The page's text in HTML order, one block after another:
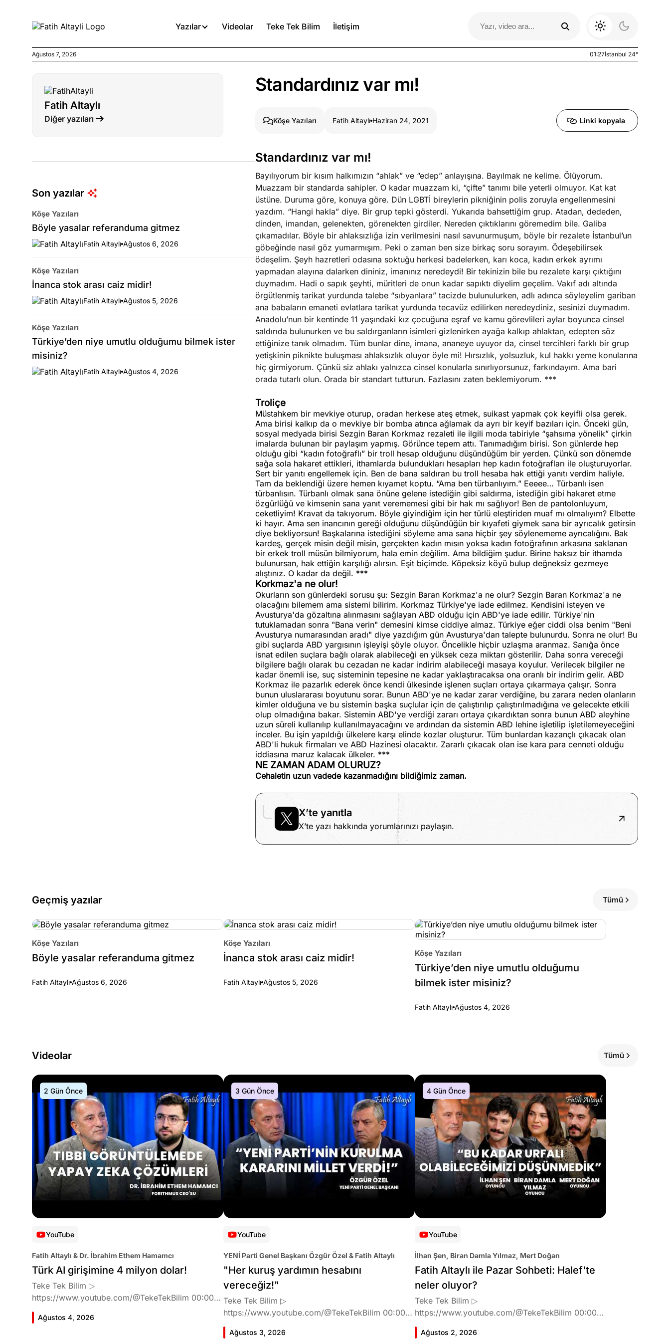
Yazılar Videolar Teke Tek Bilim İletişim
Ağustos 4, 2026
Türkiye’den niye umutlu olduğumu bilmek
Köşe Yazıları Spor Yazıları Otomobil Yazıları
Ağustos 7, 2026 01:27İstanbul 24°
Fatih Altaylı
Diğer yazıları
Son yazılar
Köşe Yazıları
Böyle yasalar referanduma gitmez
Fatih Altaylı Ağustos 6, 2026
Köşe Yazıları
İnanca stok arası caiz midir!
Fatih Altaylı Ağustos 5, 2026
Köşe Yazıları
Türkiye’den niye umutlu olduğumu bilmek ister
misiniz?
Fatih Altaylı Ağustos 4, 2026
Standardınız var mı!
Köşe Yazıları Fatih Altaylı Haziran 24, 2021 Linki kopyala
Standardınız var mı!
Bayılıyorum bir kısım halkımızın “ahlak” ve “edep” anlayışına. Bayılmak ne kelime. Ölüyorum.
Muazzam bir standarda sahipler. O kadar muazzam ki, “çifte” tanımı bile yeterli olmuyor. Kat kat
üstüne. Duruma göre, konuya göre. Dün LGBTİ bireylerin pikniğinin polis zoruyla engellenmesini
yazdım. “Hangi hakla” diye. Bir grup tepki gösterdi. Yukarıda bahsettiğim grup. Atadan, dededen,
dinden, imandan, gelenekten, görenekten girdiler. Nereden çıktıklarını göremedim bile. Galiba
çıkamadılar. Böyle bir ahlaksızlığa izin verilmesini nasıl savunurmuşum, böyle bir rezalete İstanbul’un
göbeğinde nasıl göz yumarmışım. Peki o zaman ben size birkaç soru sorayım. Ödeşebilirsek
ödeşelim. Şeyh hazretleri odasına soktuğu herkesi badelerken, karı koca, kadın erkek ayrımı
yapmadan alayına dalarken dininiz, imanınız neredeydi! Bir tekinizin bile bu rezalete karşı çıktığını
duymadım. Hadi o sapık şeyhti, müritleri de onun kadar sapıktı diyelim geçelim. Vakıf adı altında
örgütlenmiş tarikat yurdunda talebe “sıbyanlara” tacizde bulunulurken, adlı adınca söyleyelim gariban
ana babaların emaneti evlatlara tarikat yurdunda tecavüz edilirken neredeydiniz, sesinizi duymadım.
Anadolu’nun bir kentinde 11 yaşındaki kız çocuğuna eşraf ve kamu görevlileri aylar boyunca cinsel
saldırıda bulunurken ve bu saldırganların isimleri gizlenirken ayağa kalkıp ahlaktan, edepten söz
ettiğinize tanık olmadım. Tüm bunlar dine, imana, ananeye uyuyor da, cinsel tercihleri farklı bir grup
yetişkinin piknikte buluşması ahlaksızlık oluyor öyle mi! Hırsızlık, yolsuzluk, kul hakkı yeme konularına
hiç girmiyorum. Çünkü siz ahlakı yalnızca cinsel konularla sınırlıyorsunuz, farkındayım. Ama bari
orada tutarlı olun. Orada bir standart tutturun. Fazlasını zaten beklemiyorum. ***
Troliçe
Müstahkem bir mevkiye oturup, oradan herkese ateş etmek, suikast yapmak çok keyifli olsa gerek.
Ama birisi kalkıp da o mevkiye bir bomba atınca ağlamak da ayrı bir keyif bazıları için. Önceki gün,
sosyal medyada birisi Sezgin Baran Korkmaz rezaleti ile ilgili moda tabiriyle “şahsıma yönelik” çirkin
imalarda bulunan bir paylaşım yapmış. Görünce tepem attı. Tanımadığım birisi. Son günlerde hep
olduğu gibi “kadın fotoğraflı” bir troll hesap olduğunu düşündüğüm bir yerden. Çünkü son dönemde
sağa sola hakaret ettikleri, ithamlarda bulundukları hesapları hep kadın fotoğrafları ile oluşturuyorlar.
Sert bir yanıtı engellemek için. Ben de bana saldıran bu troll hesaba hak ettiği yanıtı verdim haliyle.
Tam da beklendiği üzere hemen kıyamet koptu. “Ama ben türbanlıyım.” Eeeee… Türbanlı isen
türbanlısın. Türbanlı olmak sana önüne gelene istediğin gibi saldırma, istediğin gibi hakaret etme
özgürlüğü ve kimsenin sana yanıt verememesi gibi bir hak mı sağlıyor! Ben de pantolonluyum,
ceketliyim! Kravat da takıyorum. Böyle giyindiğim için her türlü eleştiriden muaf mı olmalıyım? Elbette
ki hayır. Ama sen inancının gereği olduğunu düşündüğün bir kıyafeti giymek sana bir ayrıcalık getirsin
diye bekliyorsun! Başkalarına istediğini söyleme ama sana hiçbir şey söylenememe ayrıcalığını. Bak
kardeş, gerçek misin değil misin, gerçekten kadın mısın yoksa kadın fotoğrafının arkasına saklanan
bir erkek troll müsün bilmiyorum, hala emin değilim. Ama bildiğim şudur. Birine haksız bir ithamda
bulunursan, hak ettiğin karşılığı alırsın. Eşit biçimde. Köpeksiz köyü bulup değneksiz gezmeye
alıştınız. O kadar da değil. ***
Korkmaz'a ne olur!
Okurların son günlerdeki sorusu şu: Sezgin Baran Korkmaz'a ne olur? Sezgin Baran Korkmaz'a ne
olacağını bilemem ama sistemi bilirim. Korkmaz Türkiye'ye iade edilmez. Kendisini isteyen ve
Avusturya'da gözaltına alınmasını sağlayan ABD olduğu için ABD'ye iade edilir. Türkiye'nin
tutuklamadan sonra "Bana verin" demesini kimse ciddiye almaz. Türkiye eğer ciddi olsa benim "Beni
Avusturya numarasından aradı" diye yazdığım gün Avusturya'dan talepte bulunurdu. Sonra ne olur! Bu
gibi suçlarda ABD yargısının işleyişi şöyle oluyor. Öncelikle hiçbir uzlaşma aranmaz. Sanığa önce
isnat edilen suçlara bağlı olarak alabileceği en yüksek ceza miktarı gösterilir. Daha sonra vereceği
bilgilere bağlı olarak bu cezadan ne kadar indirim alabileceği masaya koyulur. Verilecek bilgiler ne
kadar önemli ise, suç sisteminin tepesine ne kadar yaklaştıracaksa ona oranlı bir indirim gelir. ABD
Korkmaz ile pazarlık ederek önce kendi ülkesinde işlenen suçları ortaya çıkarmaya çalışır. Sonra
bunun uluslararası boyutunu sorar. Bunun ABD'ye ne kadar zarar verdiğine, bu zarara neden olanların
kimler olduğuna ve bu sistemin başka suçlular için de çalıştırılıp çalıştırılmadığına ve gelecekte etkili
olup olmadığına bakar. Sistemin ABD'ye verdiği zararı ortaya çıkardıktan sonra bunun ABD aleyhine
uzun süreli kullanılıp kullanılmayacağını ve ardından da sistemin ABD lehine işletilip işletilemeyeceğini
inceler. Bu işin yapıldığı ülkelere karşı elinde kozlar oluşturur. Tüm bunlardan kazançlı çıkacak olan
ABD'li hukuk firmaları ve ABD Hazinesi olacaktır. Zararlı çıkacak olan ise kara para cenneti olduğu
iddiasına maruz kalacak ülkeler. ***
NE ZAMAN ADAM OLURUZ?
Cehaletin uzun vadede kazanmadığını bildiğimiz zaman.
X’te yanıtla
X’te yazı hakkında yorumlarınızı paylaşın.
Geçmiş yazılar Tümü
Köşe Yazıları
Böyle yasalar referanduma gitmez
Fatih Altaylı Ağustos 6, 2026
Köşe Yazıları
İnanca stok arası caiz midir!
Fatih Altaylı Ağustos 5, 2026
Köşe Yazıları
Türkiye’den niye umutlu olduğumu
bilmek ister misiniz?
Fatih Altaylı Ağustos 4, 2026
Videolar Tümü
2 Gün Önce
YouTube
Fatih Altaylı & Dr. İbrahim Ethem Hamamcı
Türk AI girişimine 4 milyon dolar!
Teke Tek Bilim ▷
https://www.youtube.com/@TekeTekBilim 00:00
Giriş 01:51 İbrahim Ethem Hamamcı kimdir ve
akademik çalışmaları neler? 10:54 Kendi şirketlerini
Ağustos 4, 2026
3 Gün Önce
YouTube
YENİ Parti Genel Başkanı Özgür Özel & Fatih Altaylı
"Her kuruş yardımın hesabını
vereceğiz!"
Teke Tek Bilim ▷
https://www.youtube.com/@TekeTekBilim 00:00
Giriş 01:58 Butlan kararı 05:58 Butlan kararı kimin
meselesi? 11:32 Kılıçdaroğlu bu günlerin sinyalini
Ağustos 3, 2026
4 Gün Önce
YouTube
İlhan Şen, Biran Damla Yılmaz, Mert Doğan
Fatih Altaylı ile Pazar Sohbeti: Halef'te
neler oluyor?
Teke Tek Bilim ▷
https://www.youtube.com/@TekeTekBilim 00:00
Giriş 02:46 Biran Damla Yılmaz dizi teklifi
geldiğinde neler hissetti? 05:41 Oynadığı role nasıl
Ağustos 2, 2026